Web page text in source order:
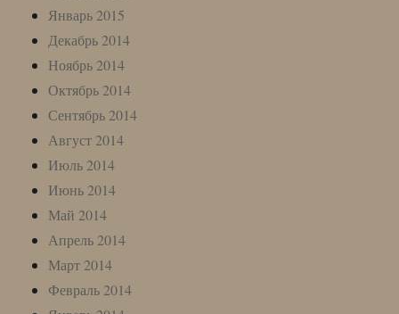
Январь 2015
Декабрь 2014
Ноябрь 2014
Октябрь 2014
Сентябрь 2014
Август 2014
Июль 2014
Июнь 2014
Май 2014
Апрель 2014
Март 2014
Февраль 2014